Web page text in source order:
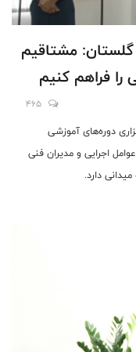
مشتاقیم
را فراهم کنیم
465
دوره‌های آموزشی
اجرایی و مدیران فنی
دارد.